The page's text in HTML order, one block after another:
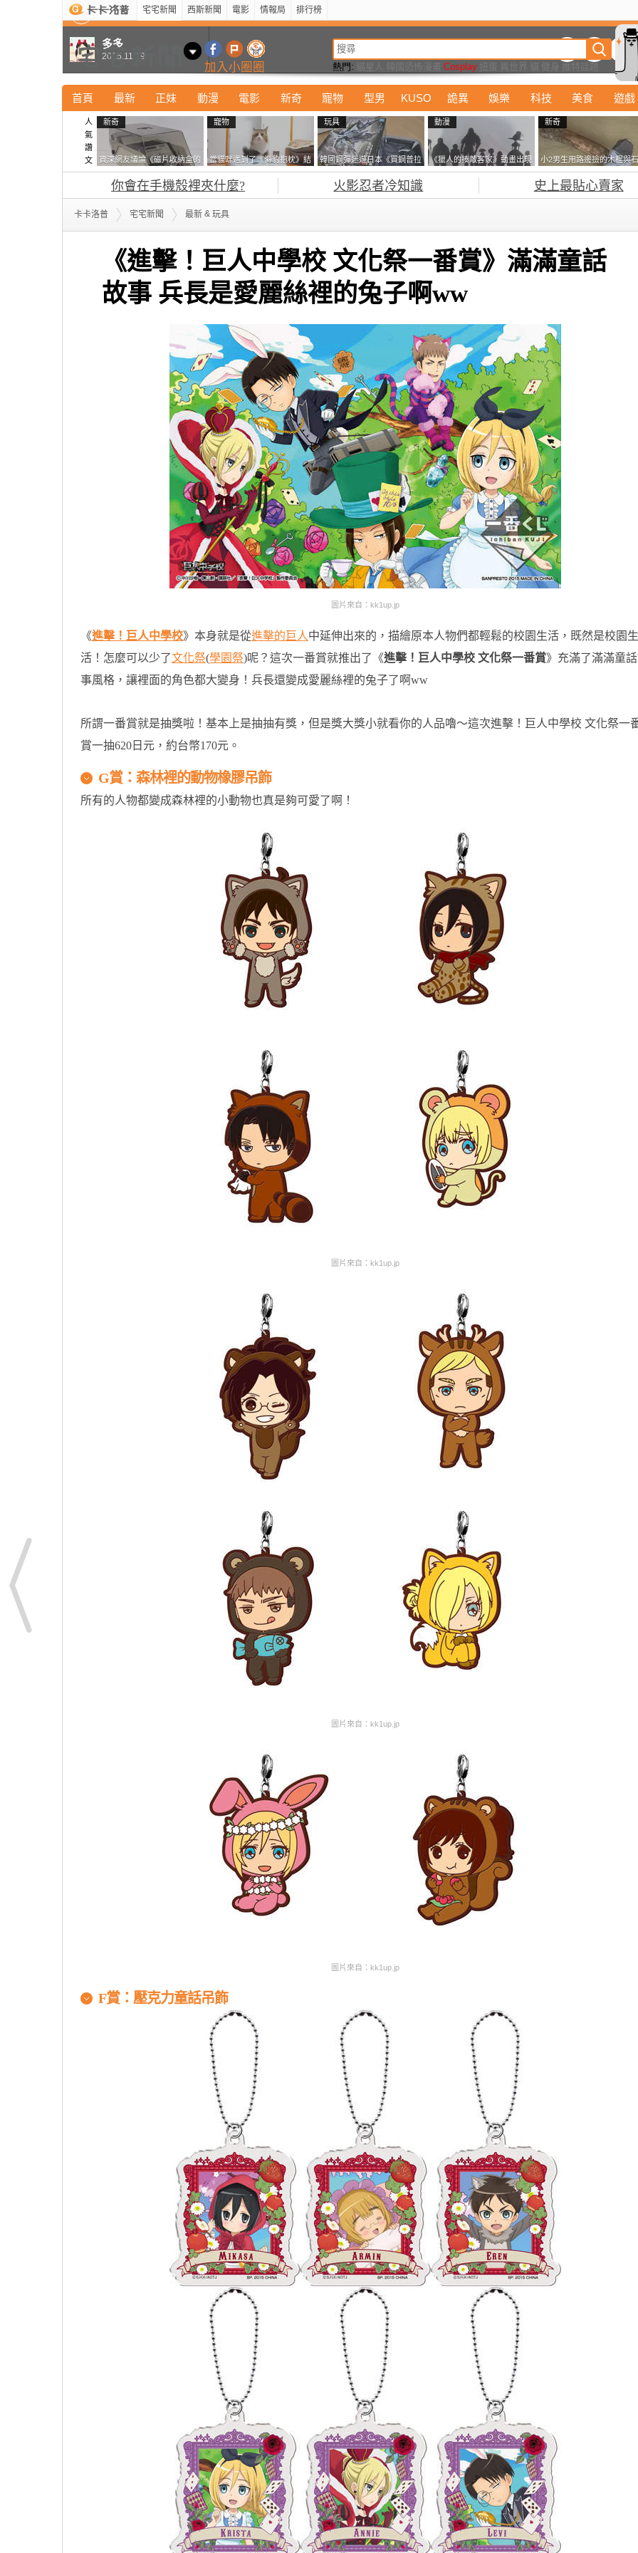
宅宅新聞 西斯新聞 電影 情報局 排行榜
加入小圈圈 熱門: Cosplay
首頁 最新 正妹 動漫 電影 新奇 寵物 型男 KUSO 詭異 娛樂 科技 美食 遊戲
人
氣
讚
文
新奇
資深網友議論《磁片收納盒的
鎖有什麼用》想偷的話整盒拿
走不就好了嗎？
寵物
當貓咪遇到了《海豹抱枕》結
果玩了10天後，海豹一整個走
鐘笑翻網友
玩具
韓國鋼彈迷遊日本《買鋼普拉
塞不進行李箱》網友們集思廣
益提供解方了……
動漫
《獵人的揍敵客家》動畫出現
的這個剪影是誰？你是不是忘
新奇
小2男生用路邊撿的木棍與石
頭做成了《石斧》馬麻打開
包嚇一跳怎麼會有這種東
西！？
你會在手機殼裡夾什麼? 火影忍者冷知識 史上最貼心賣家
卡卡洛普 宅宅新聞 最新 & 玩具
《進擊！巨人中學校 文化祭一番賞》滿滿童話
故事 兵長是愛麗絲裡的兔子啊ww
最新 新奇 正妹 寵物 型男 Kuso 科技 動漫
多多
2015.11.19
圖片來自：kk1up.jp
《進擊！巨人中學校》本身就是從進擊的巨人中延伸出來的，描繪原本人物們都輕鬆的校園生活，既然是校園生
活！怎麼可以少了文化祭(學園祭)呢？這次一番賞就推出了《進擊！巨人中學校 文化祭一番賞》充滿了滿滿童
事風格，讓裡面的角色都大變身！兵長還變成愛麗絲裡的兔子了啊ww
所謂一番賞就是抽獎啦！基本上是抽抽有獎，但是獎大獎小就看你的人品嚕～這次進擊！巨人中學校 文化祭一
賞一抽620日元，約台幣170元。
G賞：森林裡的動物橡膠吊飾
所有的人物都變成森林裡的小動物也真是夠可愛了啊！
圖片來自：kk1up.jp
圖片來自：kk1up.jp
圖片來自：kk1up.jp
F賞：壓克力童話吊飾